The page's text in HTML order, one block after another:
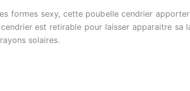
formes sexy, cette poubelle cendrier
est retirable pour laisser apparaitre sa
solaires.